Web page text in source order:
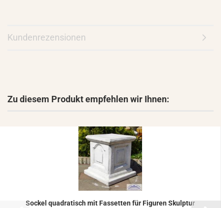
Kundenrezensionen
Zu diesem Produkt empfehlen wir Ihnen:
So­ckel qua­dra­tisch mit Fas­set­ten für Fi­gu­ren Skulp­tur